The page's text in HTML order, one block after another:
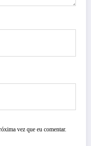
vez que eu comentar.